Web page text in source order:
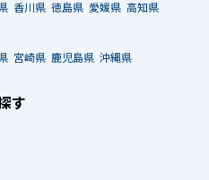
香川県 徳島県 愛媛県 高知県
宮崎県 鹿児島県 沖縄県
す